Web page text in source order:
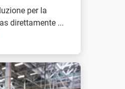
per la
direttamente ...